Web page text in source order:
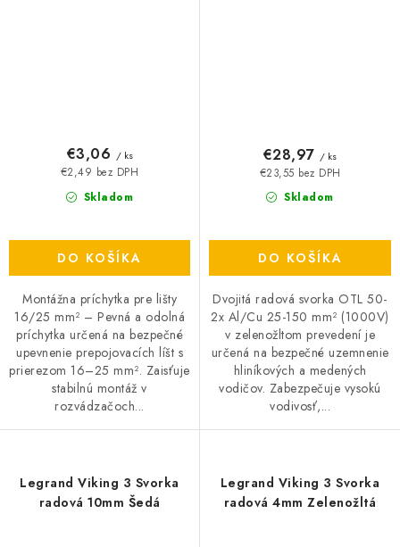
Skladom
€2,49 bez DPH
€3,06 / ks
DO KOŠÍKA
Montážna príchytka pre lišty
16/25 mm² – Pevná a odolná
príchytka určená na bezpečné
upevnenie prepojovacích líšt s
prierezom 16–25 mm². Zaisťuje
stabilnú montáž v
rozvádzačoch...
Skladom
€23,55 bez DPH
€28,97 / ks
DO KOŠÍKA
Dvojitá radová svorka OTL 50-
2x Al/Cu 25-150 mm² (1000V)
v zelenožltom prevedení je
určená na bezpečné uzemnenie
hliníkových a medených
vodičov. Zabezpečuje vysokú
vodivosť,...
Legrand Viking 3 Svorka
radová 10mm Šedá
Legrand Viking 3 Svorka
radová 4mm Zelenožltá